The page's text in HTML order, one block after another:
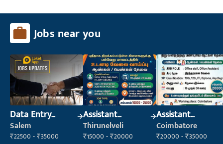
Jobs near you
Data Entry
Operator
Salem
₹22500 - ₹35000
Assistant
Manager
Thirunelveli
₹15000 - ₹20000
Assistant
Manager
Coimbatore
₹20000 - ₹35000